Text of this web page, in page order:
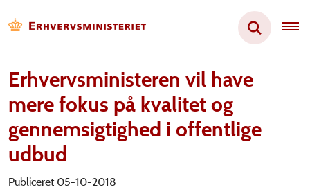
Erhvervsministeren vil have
mere fokus på kvalitet og
gennemsigtighed i offentlige
udbud
Publiceret 05-10-2018